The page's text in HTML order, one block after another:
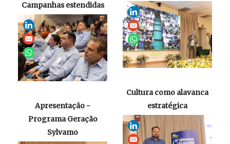
Campanhas estendidas
Cultura como alavanca
estratégica
Apresentação -
Programa Geração
Sylvamo